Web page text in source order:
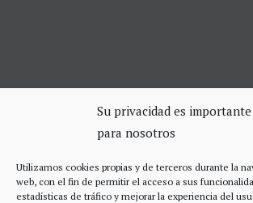
Su privacidad es importante
para nosotros
Utilizamos cookies propias y de terceros durante la
web, con el fin de permitir el acceso a sus
estadísticas de tráfico y mejorar la experiencia del
SERVICIOS DE CERRAJERÍA
Apertura Puertas Madrid 75€
Cerraduras de alta seguridad
Accesos